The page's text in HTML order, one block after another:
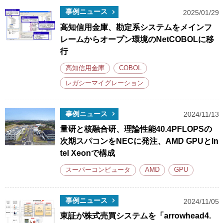
事例ニュース 2025/01/29
高知信用金庫、勘定系システムをメインフ
レームからオープン環境のNetCOBOLに移
行
高知信用金庫 COBOL
レガシーマイグレーション
事例ニュース 2024/11/13
量研と核融合研、理論性能40.4PFLOPSの
次期スパコンをNECに発注、AMD GPUとIn
tel Xeonで構成
スーパーコンピュータ AMD GPU
事例ニュース 2024/11/05
東証が株式売買システムを「arrowhead4.